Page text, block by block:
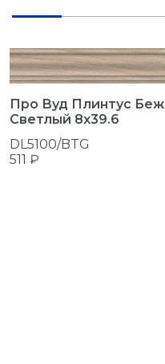
Про Вуд Плинтус Беж
Светлый 8x39.6
DL5100/BTG
511 ₽